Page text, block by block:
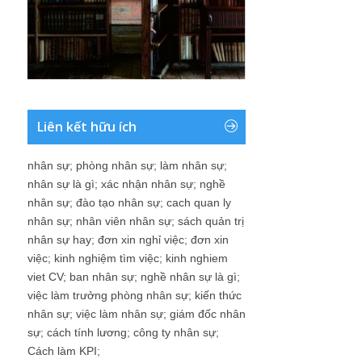
Liên kết hữu ích
nhân sự; phòng nhân sự; làm nhân sự;
nhân sự là gì; xác nhận nhân sự; nghề
nhân sự; đào tạo nhân sự; cach quan ly
nhân sự; nhân viên nhân sự; sách quản trị
nhân sự hay; đơn xin nghỉ việc; đơn xin
việc; kinh nghiệm tìm việc; kinh nghiem
viet CV; ban nhân sự; nghề nhân sự là gì;
việc làm trưởng phòng nhân sự; kiến thức
nhân sự; việc làm nhân sự; giám đốc nhân
sự; cách tính lương; công ty nhân sự;
Cách làm KPI;